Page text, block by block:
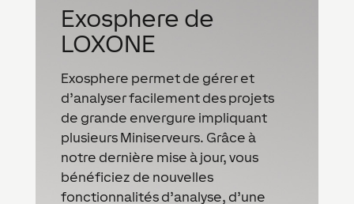
Exosphere de
LOXONE
Exosphere permet de gérer et
d’analyser facilement des projets
de grande envergure impliquant
plusieurs Miniserveurs. Grâce à
notre dernière mise à jour, vous
bénéficiez de nouvelles
fonctionnalités d’analyse, d’une